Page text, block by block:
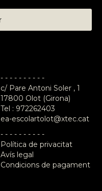
- - - - - - - - - -
c/ Pare Antoni Soler , 1
17800 Olot (Girona)
Tel : 972262403
ea-escolartolot@xtec.cat
- - - - - - - - - -
Política de privacitat
Avís legal
Condicions de pagament